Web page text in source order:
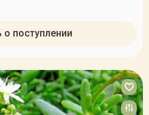
поступлении